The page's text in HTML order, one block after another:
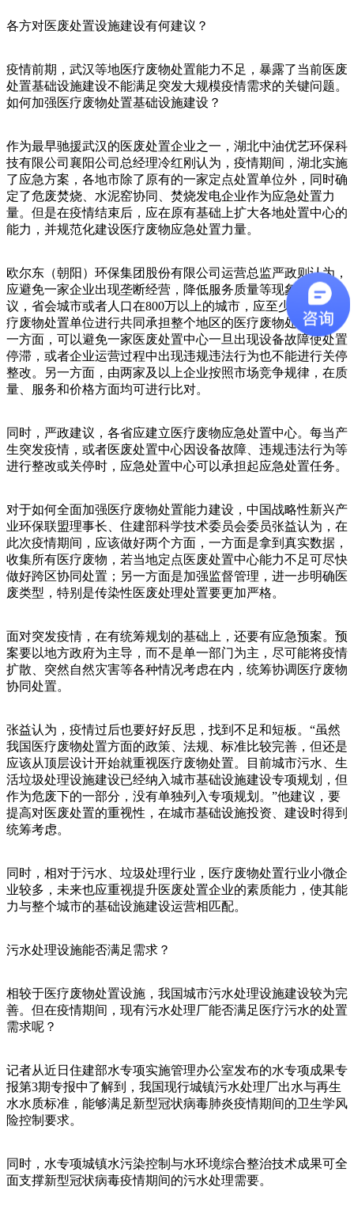
各方对医废处置设施建设有何建议？
疫情前期，武汉等地医疗废物处置能力不足，暴露了当前医废
处置基础设施建设不能满足突发大规模疫情需求的关键问题。
如何加强医疗废物处置基础设施建设？
作为最早驰援武汉的医废处置企业之一，湖北中油优艺环保科
技有限公司襄阳公司总经理冷红刚认为，疫情期间，湖北实施
了应急方案，各地市除了原有的一家定点处置单位外，同时确
定了危废焚烧、水泥窑协同、焚烧发电企业作为应急处置力
量。但是在疫情结束后，应在原有基础上扩大各地处置中心的
能力，并规范化建设医疗废物应急处置力量。
欧尔东（朝阳）环保集团股份有限公司运营总监严政则认为，
应避免一家企业出现垄断经营，降低服务质量等现象。他建
议，省会城市或者人口在800万以上的城市，应至少有两家医
疗废物处置单位进行共同承担整个地区的医疗废物处置工作。
一方面，可以避免一家医废处置中心一旦出现设备故障使处置
停滞，或者企业运营过程中出现违规违法行为也不能进行关停
整改。另一方面，由两家及以上企业按照市场竞争规律，在质
量、服务和价格方面均可进行比对。
同时，严政建议，各省应建立医疗废物应急处置中心。每当产
生突发疫情，或者医废处置中心因设备故障、违规违法行为等
进行整改或关停时，应急处置中心可以承担起应急处置任务。
对于如何全面加强医疗废物处置能力建设，中国战略性新兴产
业环保联盟理事长、住建部科学技术委员会委员张益认为，在
此次疫情期间，应该做好两个方面，一方面是拿到真实数据，
收集所有医疗废物，若当地定点医废处置中心能力不足可尽快
做好跨区协同处置；另一方面是加强监督管理，进一步明确医
废类型，特别是传染性医废处理处置要更加严格。
面对突发疫情，在有统筹规划的基础上，还要有应急预案。预
案要以地方政府为主导，而不是单一部门为主，尽可能将疫情
扩散、突然自然灾害等各种情况考虑在内，统筹协调医疗废物
协同处置。
张益认为，疫情过后也要好好反思，找到不足和短板。“虽然
我国医疗废物处置方面的政策、法规、标准比较完善，但还是
应该从顶层设计开始就重视医疗废物处置。目前城市污水、生
活垃圾处理设施建设已经纳入城市基础设施建设专项规划，但
作为危废下的一部分，没有单独列入专项规划。”他建议，要
提高对医废处置的重视性，在城市基础设施投资、建设时得到
统筹考虑。
同时，相对于污水、垃圾处理行业，医疗废物处置行业小微企
业较多，未来也应重视提升医废处置企业的素质能力，使其能
力与整个城市的基础设施建设运营相匹配。
污水处理设施能否满足需求？
相较于医疗废物处置设施，我国城市污水处理设施建设较为完
善。但在疫情期间，现有污水处理厂能否满足医疗污水的处置
需求呢？
记者从近日住建部水专项实施管理办公室发布的水专项成果专
报第3期专报中了解到，我国现行城镇污水处理厂出水与再生
水水质标准，能够满足新型冠状病毒肺炎疫情期间的卫生学风
险控制要求。
同时，水专项城镇水污染控制与水环境综合整治技术成果可全
面支撑新型冠状病毒疫情期间的污水处理需要。